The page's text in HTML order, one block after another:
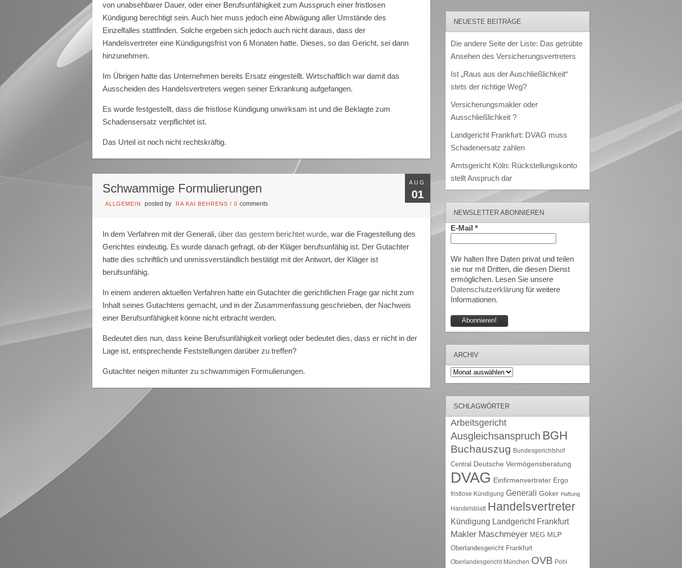
von unabsehbarer Dauer, oder einer Berufsunfähigkeit zum Ausspruch einer fristlosen
Kündigung berechtigt sein. Auch hier muss jedoch eine Abwägung aller Umstände des
Einzelfalles stattfinden. Solche ergeben sich jedoch auch nicht daraus, dass der
Handelsvertreter eine Kündigungsfrist von 6 Monaten hatte. Dieses, so das Gericht, sei dann
hinzunehmen.
Im Übrigen hatte das Unternehmen bereits Ersatz eingestellt. Wirtschaftlich war damit das
Ausscheiden des Handelsvertreters wegen seiner Erkrankung aufgefangen.
Es wurde festgestellt, dass die fristlose Kündigung unwirksam ist und die Beklagte zum
Schadensersatz verpflichtet ist.
Das Urteil ist noch nicht rechtskräftig.
AUG.
01
Schwammige Formulierungen
ALLGEMEIN posted by RA KAI BEHRENS / 0 comments
In dem Verfahren mit der Generali, über das gestern berichtet wurde, war die Fragestellung des
Gerichtes eindeutig. Es wurde danach gefragt, ob der Kläger berufsunfähig ist. Der Gutachter
hatte dies schriftlich und unmissverständlich bestätigt mit der Antwort, der Kläger ist
berufsunfähig.
In einem anderen aktuellen Verfahren hatte ein Gutachter die gerichtlichen Frage gar nicht zum
Inhalt seines Gutachtens gemacht, und in der Zusammenfassung geschrieben, der Nachweis
einer Berufsunfähigkeit könne nicht erbracht werden.
Bedeutet dies nun, dass keine Berufsunfähigkeit vorliegt oder bedeutet dies, dass er nicht in der
Lage ist, entsprechende Feststellungen darüber zu treffen?
Gutachter neigen mitunter zu schwammigen Formulierungen.
NEUESTE BEITRÄGE
Die andere Seite der Liste: Das getrübte
Ansehen des Versicherungsvertreters
Ist „Raus aus der Auschließlichkeit“
stets der richtige Weg?
Versicherungsmakler oder
Ausschließlichkeit ?
Landgericht Frankfurt: DVAG muss
Schadenersatz zahlen
Amtsgericht Köln: Rückstellungskonto
stellt Anspruch dar
NEWSLETTER ABONNIEREN
E-Mail *
Wir halten Ihre Daten privat und teilen
sie nur mit Dritten, die diesen Dienst
ermöglichen. Lesen Sie unsere
Datenschutzerklärungfür weitere
Informationen.
ARCHIV
Archiv
SCHLAGWÖRTER
Arbeitsgericht
Ausgleichsanspruch BGH
Buchauszug Bundesgerichtshof
Central Deutsche Vermögensberatung
DVAG Einfirmenvertreter Ergo
fristlose Kündigung Generali Göker Haftung
Handelsblatt Handelsvertreter
Kündigung Landgericht Frankfurt
Makler Maschmeyer MEG MLP
Oberlandesgericht Frankfurt
Oberlandesgericht München OVB Pohl